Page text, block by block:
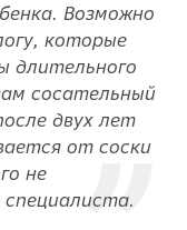
Возможно
которые
длительного
сосательный
двух лет
от соски
не